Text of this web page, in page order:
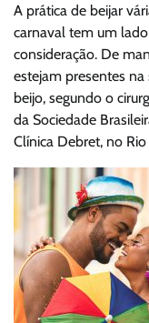
A prática de beijar
carnaval tem um
consideração. De
estejam presentes
beijo, segundo o
da Sociedade
Clínica Debret, no Rio